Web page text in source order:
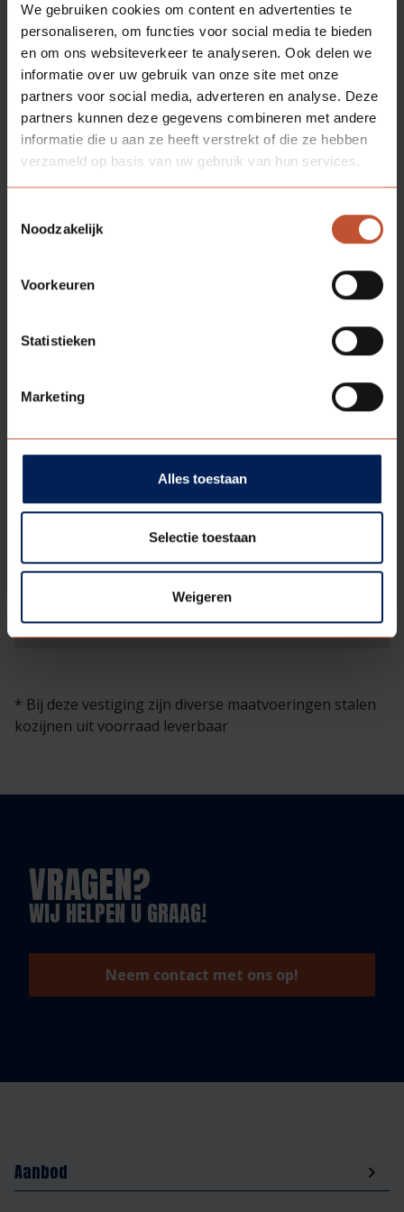
We gebruiken cookies om content en advertenties te
personaliseren, om functies voor social media te bieden
en om ons websiteverkeer te analyseren. Ook delen we
informatie over uw gebruik van onze site met onze
partners voor social media, adverteren en analyse. Deze
partners kunnen deze gegevens combineren met andere
informatie die u aan ze heeft verstrekt of die ze hebben
verzameld op basis van uw gebruik van hun services.
Noodzakelijk
Voorkeuren
Statistieken
Marketing
Alles toestaan
Selectie toestaan
Weigeren
* Bij deze vestiging zijn diverse maatvoeringen stalen
kozijnen uit voorraad leverbaar
VRAGEN?
WIJ HELPEN U GRAAG!
Neem contact met ons op!
Aanbod